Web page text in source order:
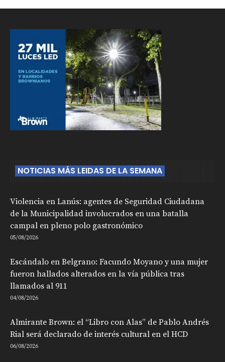
NOTICIAS MÁS LEIDAS DE LA SEMANA
Violencia en Lanús: agentes de Seguridad Ciudadana
de la Municipalidad involucrados en una batalla
campal en pleno polo gastronómico
05/08/2026
Escándalo en Belgrano: Facundo Moyano y una mujer
fueron hallados alterados en la vía pública tras
llamados al 911
04/08/2026
Almirante Brown: el “Libro con Alas” de Pablo Andrés
Rial será declarado de interés cultural en el HCD
06/08/2026